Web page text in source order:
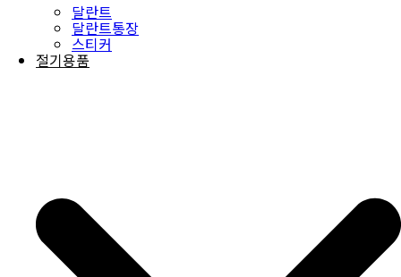
달란트
달란트통장
스티커
절기용품